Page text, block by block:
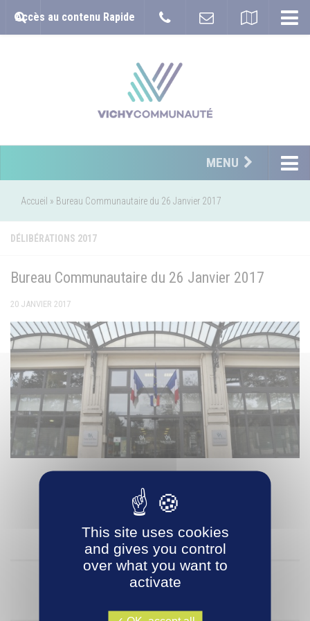
Accès au contenu Rapide
MENU
Accueil » Bureau Communautaire du 26 Janvier 2017
DÉLIBÉRATIONS 2017
Bureau Communautaire du 26 Janvier 2017
20 JANVIER 2017
JEUDI 26 JANVIER 2017
à 18 H
à l’Hôtel d’Agglomération Vichy Communauté
ORDRE DU JOUR
This site uses cookies
and gives you control
over what you want to
activate